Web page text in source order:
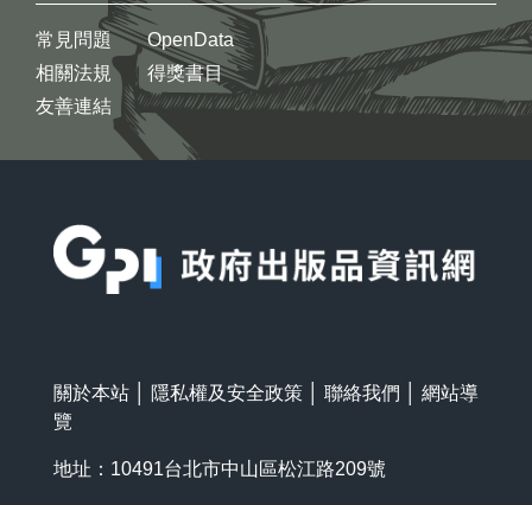
常見問題
相關法規
友善連結
OpenData
得獎書目
關於本站 隱私權及安全政策 聯絡我們
網站導
覽
地址：10491台北市中山區松江路209號